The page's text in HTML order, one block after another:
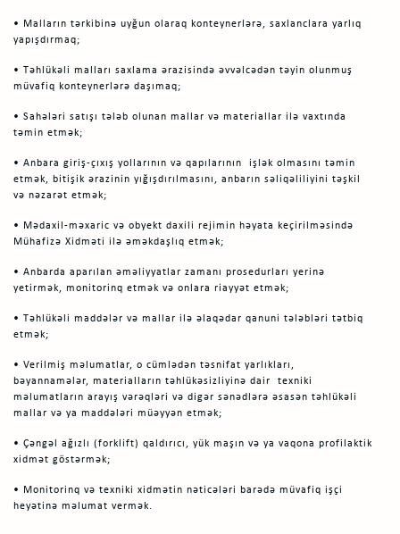
• Malların tərkibinə uyğun olaraq konteynerlərə, saxlanclara yarlıq
yapışdırmaq;
• Təhlükəli malları saxlama ərazisində əvvəlcədən təyin olunmuş
müvafiq konteynerlərə daşımaq;
• Sahələri satışı tələb olunan mallar və materiallar ilə vaxtında
təmin etmək;
• Anbara giriş-çıxış yollarının və qapılarının işlək olmasını təmin
etmək, bitişik ərazinin yığışdırılmasını, anbarın səliqəliliyini təşkil
və nəzarət etmək;
• Mədaxil-məxaric və obyekt daxili rejimin həyata keçirilməsində
Mühafizə Xidməti ilə əməkdaşlıq etmək;
• Anbarda aparılan əməliyyatlar zamanı prosedurları yerinə
yetirmək, monitorinq etmək və onlara riayyət etmək;
• Təhlükəli maddələr və mallar ilə əlaqədar qanuni tələbləri tətbiq
etmək;
• Verilmiş məlumatlar, o cümlədən təsnifat yarlıkları,
bəyannamələr, materialların təhlükəsizliyinə dair texniki
məlumatların arayış vərəqləri və digər sənədlərə əsasən təhlükəli
mallar və ya maddələri müəyyən etmək;
• Çəngəl ağızlı (forklift) qaldırıcı, yük maşın və ya vaqona profilaktik
xidmət göstərmək;
• Monitorinq və texniki xidmətin nəticələri barədə müvafiq işçi
heyətinə məlumat vermək.